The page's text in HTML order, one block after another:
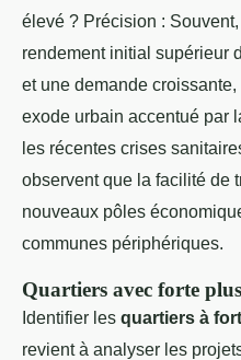
élevé ? Précision :
rendement initial supérieur
et une demande
exode urbain accentué par
les récentes crises
observent que la facilité de
nouveaux pôles
communes périphériques.
Quartiers avec forte
Identifier les quartiers à
revient à analyser les